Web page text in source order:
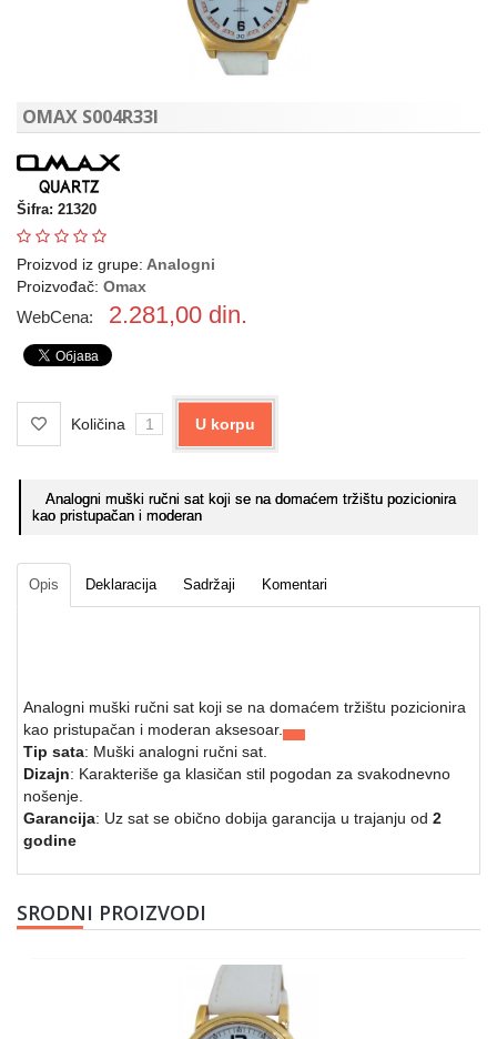
OMAX S004R33I
Šifra: 21320
Proizvod iz grupe: Analogni
Proizvođač: Omax
WebCena: 2.281,00 din.
Količina U korpu
Analogni muški ručni sat koji se na domaćem tržištu pozicionira
kao pristupačan i moderan
Opis Deklaracija Sadržaji Komentari
Analogni muški ručni sat koji se na domaćem tržištu pozicionira
kao pristupačan i moderan aksesoar.
Tip sata: Muški analogni ručni sat.
Dizajn: Karakteriše ga klasičan stil pogodan za svakodnevno
nošenje.
Garancija: Uz sat se obično dobija garancija u trajanju od 2
godine
SRODNI PROIZVODI